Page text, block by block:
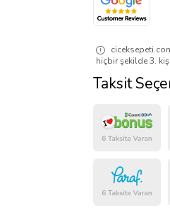
hiçbir şekilde 3.
Taksit